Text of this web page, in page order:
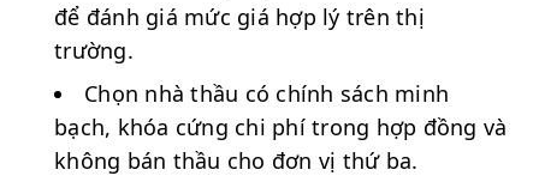
để đánh giá mức giá hợp lý trên thị
trường.
Chọn nhà thầu có chính sách minh
bạch, khóa cứng chi phí trong hợp đồng và
không bán thầu cho đơn vị thứ ba.